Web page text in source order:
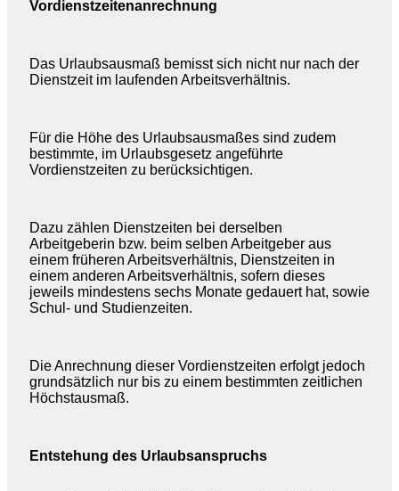
Vordienstzeitenanrechnung
Das Urlaubsausmaß bemisst sich nicht nur nach der
Dienstzeit im laufenden Arbeitsverhältnis.
Für die Höhe des Urlaubsausmaßes sind zudem
bestimmte, im Urlaubsgesetz angeführte
Vordienstzeiten zu berücksichtigen.
Dazu zählen Dienstzeiten bei derselben
Arbeitgeberin bzw. beim selben Arbeitgeber aus
einem früheren Arbeitsverhältnis, Dienstzeiten in
einem anderen Arbeitsverhältnis, sofern dieses
jeweils mindestens sechs Monate gedauert hat, sowie
Schul- und Studienzeiten.
Die Anrechnung dieser Vordienstzeiten erfolgt jedoch
grundsätzlich nur bis zu einem bestimmten zeitlichen
Höchstausmaß.
Entstehung des Urlaubsanspruchs